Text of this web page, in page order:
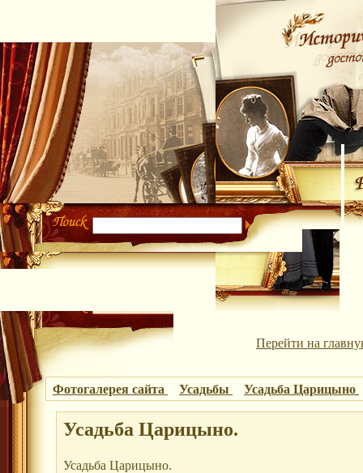
Перейти на
Фотогалерея сайта Усадьбы Усадьба Царицыно
Усадьба Царицыно.
Усадьба Царицыно.